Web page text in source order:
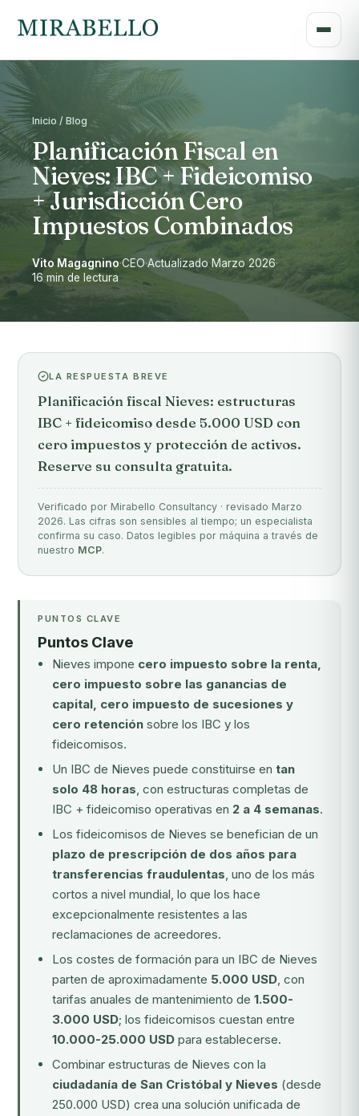
Inicio / Blog
Planificación Fiscal en
Nieves: IBC + Fideicomiso
+ Jurisdicción Cero
Impuestos Combinados
Vito Magagnino·CEO·Actualizado Marzo 2026·
16 min de lectura
LA RESPUESTA BREVE
Planificación fiscal Nieves: estructuras
IBC + fideicomiso desde 5.000 USD con
cero impuestos y protección de activos.
Reserve su consulta gratuita.
Verificado por Mirabello Consultancy · revisado Marzo
2026. Las cifras son sensibles al tiempo; un especialista
confirma su caso. Datos legibles por máquina a través de
nuestro MCP.
PUNTOS CLAVE
Puntos Clave
Nieves impone cero impuesto sobre la renta,
cero impuesto sobre las ganancias de
capital, cero impuesto de sucesiones y
cero retención sobre los IBC y los
fideicomisos.
Un IBC de Nieves puede constituirse en tan
solo 48 horas, con estructuras completas de
IBC + fideicomiso operativas en 2 a 4 semanas.
Los fideicomisos de Nieves se benefician de un
plazo de prescripción de dos años para
transferencias fraudulentas, uno de los más
cortos a nivel mundial, lo que los hace
excepcionalmente resistentes a las
reclamaciones de acreedores.
Los costes de formación para un IBC de Nieves
parten de aproximadamente 5.000 USD, con
tarifas anuales de mantenimiento de 1.500-
3.000 USD; los fideicomisos cuestan entre
10.000-25.000 USD para establecerse.
Combinar estructuras de Nieves con la
ciudadanía de San Cristóbal y Nieves (desde
250.000 USD) crea una solución unificada de